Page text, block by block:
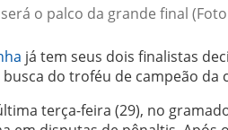
o palco da grande final
já tem seus dois finalistas
do troféu de campeão da
terça-feira (29), no